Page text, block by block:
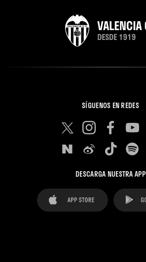
SÍGUENOS EN REDES
DESCARGA NUESTRA APP